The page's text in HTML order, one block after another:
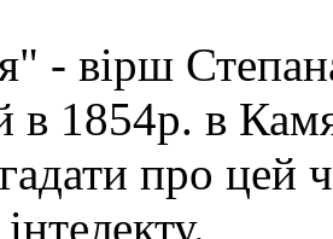
- вірш
в 1854р. в
про цей